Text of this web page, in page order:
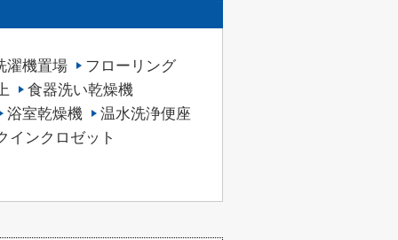
濯機置場
フローリング
食器洗い乾燥機
浴室乾燥機
温水洗浄便座
インクロゼット